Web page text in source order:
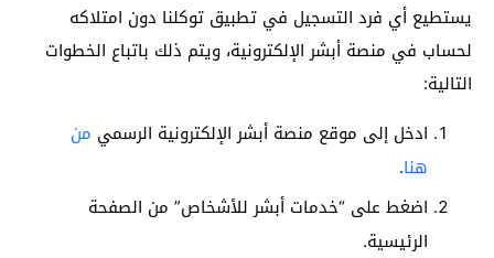
يستطيع أي فرد التسجيل في تطبيق توكلنا دون امتلاكه
لحساب في منصة أبشر الإلكترونية، ويتم ذلك باتباع الخطوات
التالية:
ادخل إلى موقع منصة أبشر الإلكترونية الرسمي من
هنا.
اضغط على “خدمات أبشر للأشخاص” من الصفحة
الرئيسية.